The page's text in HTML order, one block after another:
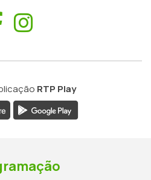
Facebook
RTP Play